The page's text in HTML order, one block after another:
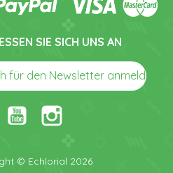
SIE SICH UNS AN
für den Newsletter anmelden
© Echlorial 2026